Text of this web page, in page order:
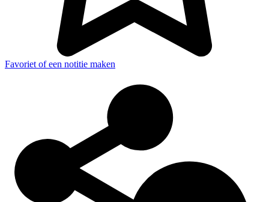
Favoriet of een notitie maken